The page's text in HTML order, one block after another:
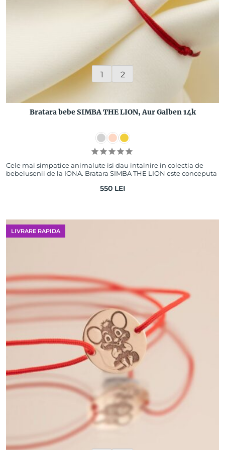
1 2
Bratara bebe SIMBA THE LION, Aur Galben 14k
Cele mai simpatice animalute isi dau intalnire in colectia de
bebelusenii de la IONA. Bratara SIMBA THE LION este conceputa
550 LEI
LIVRARE RAPIDA